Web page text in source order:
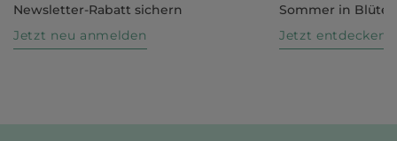
Newsletter-Rabatt sichern
Jetzt neu anmelden
Sommer in Blüte
Jetzt entdecken